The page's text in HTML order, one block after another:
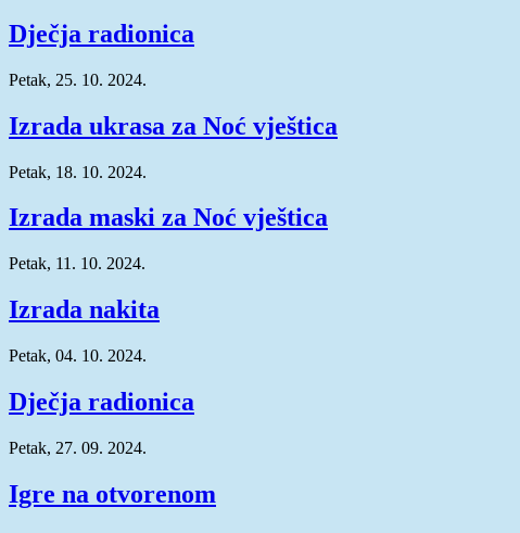
Dječja radionica
Petak, 25. 10. 2024.
Izrada ukrasa za Noć vještica
Petak, 18. 10. 2024.
Izrada maski za Noć vještica
Petak, 11. 10. 2024.
Izrada nakita
Petak, 04. 10. 2024.
Dječja radionica
Petak, 27. 09. 2024.
Igre na otvorenom